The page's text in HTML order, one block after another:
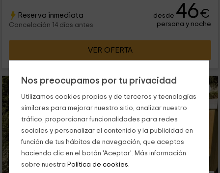
Nos preocupamos por tu privacidad
Utilizamos cookies propias y de terceros y tecnologías
similares para mejorar nuestro sitio, analizar nuestro
tráfico, proporcionar funcionalidades para redes
sociales y personalizar el contenido y la publicidad en
función de tus hábitos de navegación, que aceptas
haciendo clic en el botón 'Aceptar'. Más información
sobre nuestra Política de cookies.
cuenta con estancias llenas de encanto, como es el caso de
la terraza, la zona de dormitorio de matrimonio y la cocina. ¡Te
esperamos!
Reserva inmediata
Cancelación 14 días antes
desde 46€
persona y noche
VER OFERTA